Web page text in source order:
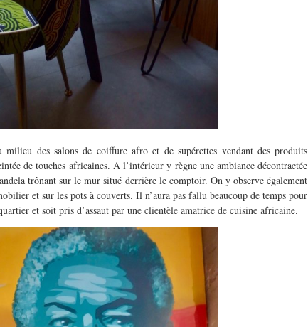
des salons de coiffure afro et de supérettes vendant des produits
de touches africaines. A l’intérieur y règne une ambiance décontractée
trônant sur le mur situé derrière le comptoir. On y observe également
et sur les pots à couverts. Il n’aura pas fallu beaucoup de temps pour
et soit pris d’assaut par une clientèle amatrice de cuisine africaine.